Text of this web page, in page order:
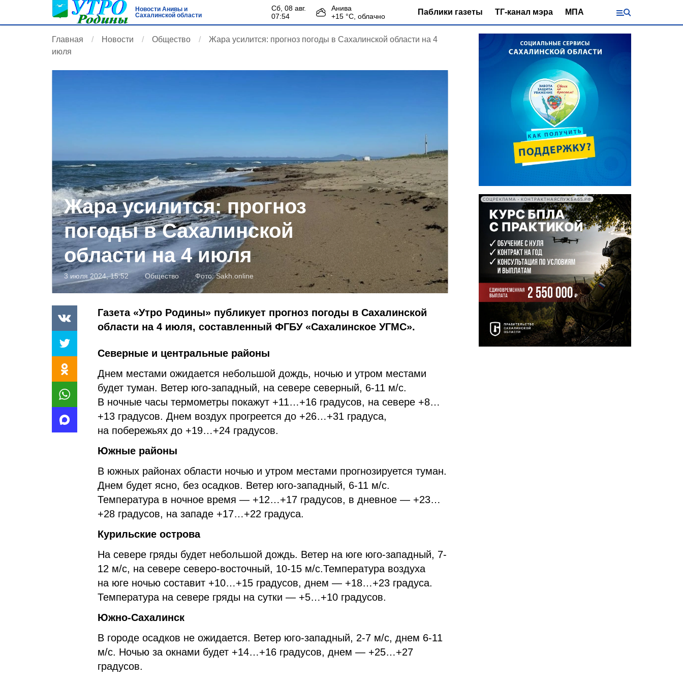
Новости Анивы и
Сахалинской области
сб, 08 авг.
07:54
Анива
+15 °С, облачно Паблики газеты ТГ-канал мэра МПА
Главная Новости Общество
Жара усилится: прогноз погоды в Сахалинской области на 4
июля
Жара усилится: прогноз
погоды в Сахалинской
области на 4 июля
3 июля 2024, 15:52 Общество Фото:Sakh.online
Газета «Утро Родины» публикует прогноз погоды в Сахалинской
области на 4 июля, составленный ФГБУ «Сахалинское УГМС».
Северные и центральные районы
Днем местами ожидается небольшой дождь, ночью и утром местами
будет туман. Ветер юго-западный, на севере северный, 6-11 м/с.
В ночные часы термометры покажут +11…+16 градусов, на севере +8…
+13 градусов. Днем воздух прогреется до +26…+31 градуса,
на побережьях до +19…+24 градусов.
Южные районы
В южных районах области ночью и утром местами прогнозируется туман.
Днем будет ясно, без осадков. Ветер юго-западный, 6-11 м/с.
Температура в ночное время — +12…+17 градусов, в дневное — +23…
+28 градусов, на западе +17…+22 градуса.
Курильские острова
На севере гряды будет небольшой дождь. Ветер на юге юго-западный, 7-
12 м/с, на севере северо-восточный, 10-15 м/с.Температура воздуха
на юге ночью составит +10…+15 градусов, днем — +18…+23 градуса.
Температура на севере гряды на сутки — +5…+10 градусов.
Южно-Сахалинск
В городе осадков не ожидается. Ветер юго-западный, 2-7 м/с, днем 6-11
м/с. Ночью за окнами будет +14…+16 градусов, днем — +25…+27
градусов.
СОЦРЕКЛАМА • КОНТРАКТНАЯСЛУЖБА65.РФ